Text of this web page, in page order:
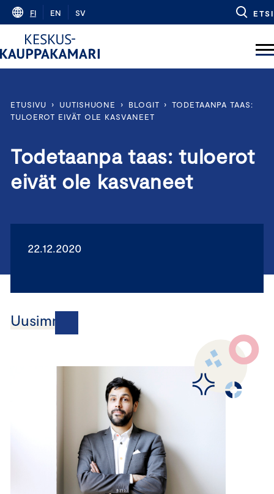
Skip
content
FI EN SV ETSI
ETUSIVU › UUTISHUONE › BLOGIT › TODETAANPA TAAS:
TULOEROT EIVÄT OLE KASVANEET
Todetaanpa taas: tuloerot
eivät ole kasvaneet
22.12.2020
Uusimmat